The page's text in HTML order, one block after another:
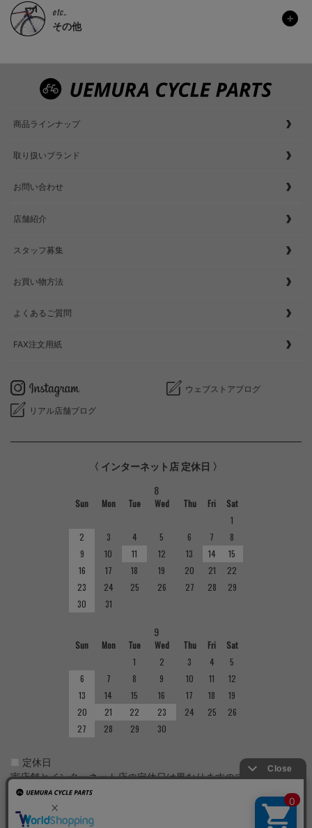
etc..
その他
商品ラインナップ
取り扱いブランド
お問い合わせ
店舗紹介
スタッフ募集
お買い物方法
よくあるご質問
FAX注文用紙
ウェブストアブログ
リアル店舗ブログ
〈 インターネット店 定休日 〉
8
Sun Mon Tue Wed Thu Fri
Sat
1
2
3 4 5 6 7
8
9
10 11 12 13 14
15
16
17 18 19 20 21
22
23
24 25 26 27 28
29
30
31
9
Sun Mon Tue Wed Thu Fri
Sat
1
2 3 4
5
6
7 8 9 10 11
12
13
14 15 16 17 18
19
20
21 22 23 24 25
26
27
28 29 30
定休日
実店舗とインターネット店の定休日は異なりますのでご注意くだ
さい。実店舗の定休日については店舗紹介をご確認ください。